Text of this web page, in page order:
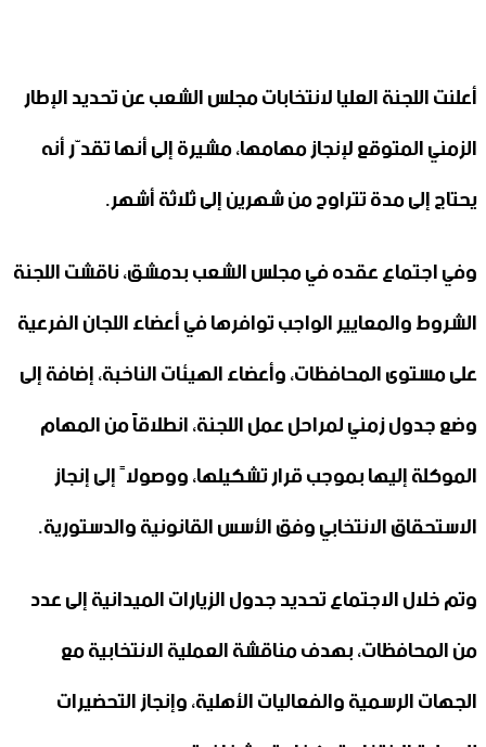
أعلنت اللجنة العليا لانتخابات مجلس الشعب عن تحديد الإطار
الزمني المتوقع لإنجاز مهامها، مشيرة إلى أنها تقدّر أنه
يحتاج إلى مدة تتراوح من شهرين إلى ثلاثة أشهر.
وفي اجتماع عقده في مجلس الشعب بدمشق، ناقشت اللجنة
الشروط والمعايير الواجب توافرها في أعضاء اللجان الفرعية
على مستوى المحافظات، وأعضاء الهيئات الناخبة، إضافة إلى
وضع جدول زمني لمراحل عمل اللجنة، انطلاقاً من المهام
الموكلة إليها بموجب قرار تشكيلها، ووصولاً إلى إنجاز
الاستحقاق الانتخابي وفق الأسس القانونية والدستورية.
وتم خلال الاجتماع تحديد جدول الزيارات الميدانية إلى عدد
من المحافظات، بهدف مناقشة العملية الانتخابية مع
الجهات الرسمية والفعاليات الأهلية، وإنجاز التحضيرات